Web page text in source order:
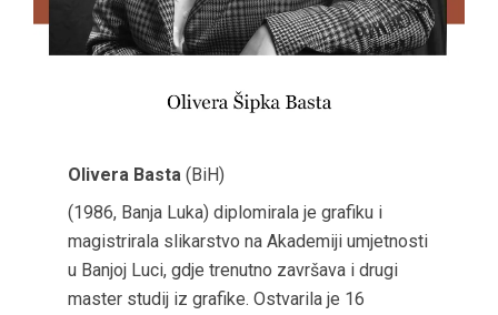
Olivera Basta (BiH)
(1986, Banja Luka) diplomirala je grafiku i
magistrirala slikarstvo na Akademiji umjetnosti
u Banjoj Luci, gdje trenutno završava i drugi
master studij iz grafike. Ostvarila je 16